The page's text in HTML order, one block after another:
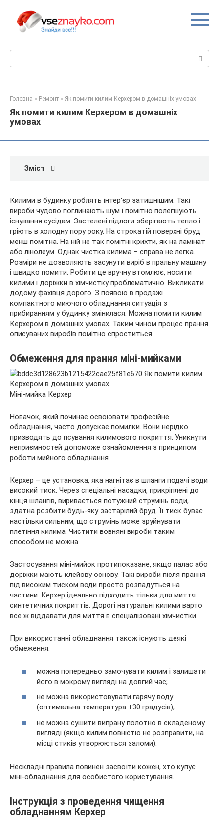
вмісту
Головна » Ремонт » Як помити килим Керхером в домашніх умовах
Як помити килим Керхером в домашніх
умовах
Зміст
Килими в будинку роблять інтер’єр затишнішим. Такі
вироби чудово поглинають шум і помітно полегшують
існування сусідам. Застелені підлоги зберігають тепло і
гріють в холодну пору року. На строкатій поверхні бруд
менш помітна. На ній не так помітні крихти, як на ламінат
або лінолеум. Однак чистка килима – справа не легка.
Розміри не дозволяють засунути виріб в пральну машину
і швидко помити. Робити це вручну втомлює, носити
килими і доріжки в хімчистку проблематично. Викликати
додому фахівця дорого. З появою в продажі
компактного миючого обладнання ситуація з
прибиранням у будинку змінилася. Можна помити килим
Керхером в домашніх умовах. Таким чином процес прання
описуваних виробів помітно спроститься.
Обмеження для прання міні-мийками
Міні-мийка Керхер
Новачок, який починає освоювати професійне
обладнання, часто допускає помилки. Вони нерідко
призводять до псування килимового покриття. Уникнути
неприємностей допоможе ознайомлення з принципом
роботи мийного обладнання.
Керхер – це установка, яка нагнітає в шланги подачі води
високий тиск. Через спеціальні насадки, прикріплені до
кінця шлангів, виривається потужний струмінь води,
здатна розбити будь-яку застарілий бруд. Її тиск буває
настільки сильним, що струмінь може зруйнувати
плетіння килима. Чистити вовняні вироби таким
способом не можна.
Застосування міні-мийок протипоказане, якщо палас або
доріжки мають клейову основу. Такі вироби після прання
під високим тиском води просто розпадуться на
частини. Керхер ідеально підходить тільки для миття
синтетичних покриттів. Дорогі натуральні килими варто
все ж віддавати для миття в спеціалізовані хімчистки.
При використанні обладнання також існують деякі
обмеження.
можна попередньо замочувати килим і залишати
його в мокрому вигляді на довгий час;
не можна використовувати гарячу воду
(оптимальна температура +30 градусів);
не можна сушити випрану полотно в складеному
вигляді (якщо килим повністю не розправити, на
місці стиків утворюються заломи).
Нескладні правила повинен засвоїти кожен, хто купує
міні-обладнання для особистого користування.
Інструкція з проведення чищення
обладнанням Керхер